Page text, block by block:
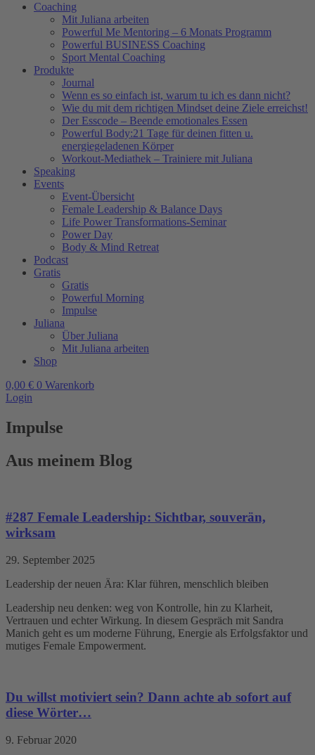
Coaching
Mit Juliana arbeiten
Powerful Me Mentoring – 6 Monats Programm
Powerful BUSINESS Coaching
Sport Mental Coaching
Produkte
Journal
Wenn es so einfach ist, warum tu ich es dann nicht?
Wie du mit dem richtigen Mindset deine Ziele erreichst!
Der Esscode – Beende emotionales Essen
Powerful Body:21 Tage für deinen fitten u.
energiegeladenen Körper
Workout-Mediathek – Trainiere mit Juliana
Speaking
Events
Event-Übersicht
Female Leadership & Balance Days
Life Power Transformations-Seminar
Power Day
Body & Mind Retreat
Podcast
Gratis
Gratis
Powerful Morning
Impulse
Juliana
Über Juliana
Mit Juliana arbeiten
Shop
0,00 € 0 Warenkorb
Login
Impulse
Aus meinem Blog
#287 Female Leadership: Sichtbar, souverän,
wirksam
29. September 2025
Leadership der neuen Ära: Klar führen, menschlich bleiben
Leadership neu denken: weg von Kontrolle, hin zu Klarheit,
Vertrauen und echter Wirkung. In diesem Gespräch mit Sandra
Manich geht es um moderne Führung, Energie als Erfolgsfaktor und
mutiges Female Empowerment.
Du willst motiviert sein? Dann achte ab sofort auf
diese Wörter…
9. Februar 2020